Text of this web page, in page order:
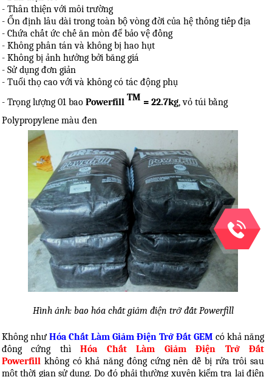
- Thân thiện với môi trường
- Ổn định lâu dài trong toàn bộ vòng đời của hệ thống tiếp địa
- Chứa chất ức chế ăn mòn để bảo vệ đồng
- Không phân tán và không bị hao hụt
- Không bị ảnh hưởng bởi băng giá
- Sử dụng đơn giản
- Tuổi thọ cao với và không có tác động phụ
- Trọng lượng 01 bao Powerfill TM = 22.7kg, vỏ túi bằng
Polypropylene màu đen
Hình ảnh: bao hóa chất giảm điện trở đất Powerfill
Không như Hóa Chất Làm Giảm Điện Trở Đất GEM có khả năng
đông cứng thìHóa Chất Làm Giảm Điện Trở Đất
Powerfill không có khả năng đông cứng nên dễ bị rửa trôi sau
một thời gian sử dụng. Do đó phải thường xuyên kiểm tra lại điện